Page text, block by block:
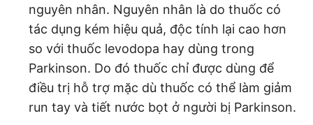
nguyên nhân. Nguyên nhân là do thuốc có
tác dụng kém hiệu quả, độc tính lại cao hơn
so với thuốc levodopa hay dùng trong
Parkinson. Do đó thuốc chỉ được dùng để
điều trị hỗ trợ mặc dù thuốc có thể làm giảm
run tay và tiết nước bọt ở người bị Parkinson.